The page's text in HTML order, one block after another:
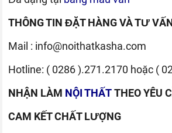
THÔNG TIN ĐẶT HÀNG VÀ TƯ
Mail : info@noithatkasha.com
Hotline: ( 0286 ).271.2170 hoặc (
NHẬN LÀM NỘI THẤTTHEO YÊU
CAM KẾT CHẤT LƯỢNG